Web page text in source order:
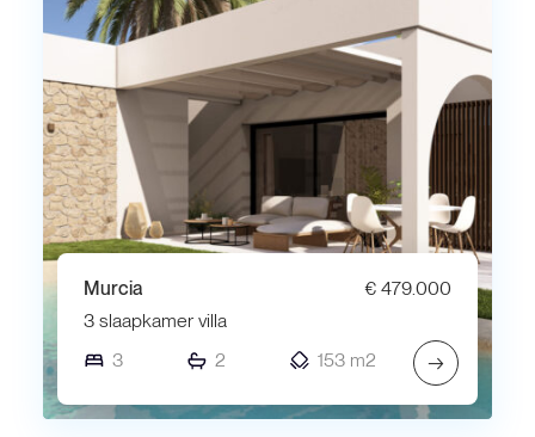
Murcia
€ 479.000
3 slaapkamer villa
3
2 153 m2 →